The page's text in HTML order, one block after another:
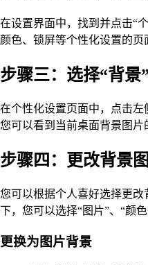
在设置界面中，找到并点击“
颜色、锁屏等个性化设置的页
步骤三：选择“背景
在个性化设置页面中，点击左
您可以看到当前桌面背景图片
步骤四：更改背景
您可以根据个人喜好选择更改
下，您可以选择“图片”、“颜色
更换为图片背景